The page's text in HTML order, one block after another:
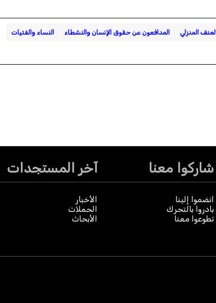
العنف المنزلي المدافعون عن حقوق الإنسان والنشطاء النساء والفتيات
شاركوا معنا
انضموا إلينا
بادروا بالتحرك
تطوعوا معنا
آخر المستجدات
الأخبار
الحملات
الأبحاث